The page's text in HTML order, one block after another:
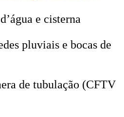
e cisterna
pluviais e bocas de
de tubulação (CFTV